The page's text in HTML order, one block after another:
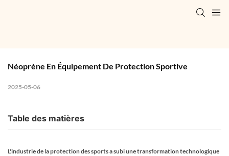
Néoprène En Équipement De Protection Sportive
2025-05-06
Table des matières
L'industrie de la protection des sports a subi une transformation technologique